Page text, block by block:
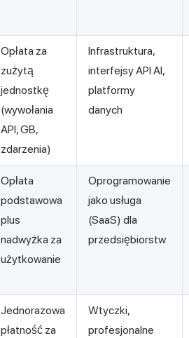
Opłata za
zużytą
jednostkę
(wywołania
API, GB,
zdarzenia)
Infrastruktura,
interfejsy API AI,
platformy
danych
Opłata
podstawowa
plus
nadwyżka za
użytkowanie
Oprogramowanie
jako usługa
(SaaS) dla
przedsiębiorstw
Jednorazowa
płatność za
Wtyczki,
profesjonalne